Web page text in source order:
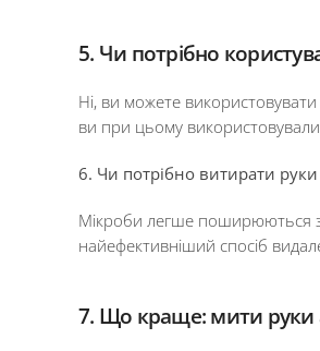
5. Чи потрібно
Ні, ви можете
ви при цьому
6. Чи потрібно витирати
Мікроби легше поширюються з
найефективніший спосіб
7. Що краще: мити руки